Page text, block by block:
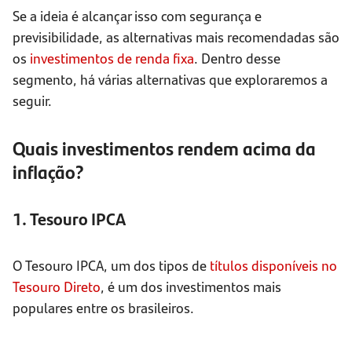
Se a ideia é alcançar isso com segurança e
previsibilidade, as alternativas mais recomendadas são
os investimentos de renda fixa. Dentro desse
segmento, há várias alternativas que exploraremos a
seguir.
Quais investimentos rendem acima da
inflação?
1. Tesouro IPCA
O Tesouro IPCA, um dos tipos de títulos disponíveis no
Tesouro Direto, é um dos investimentos mais
populares entre os brasileiros.